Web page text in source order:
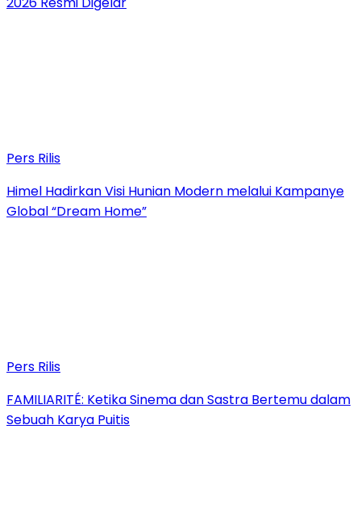
Pers Rilis
Himel Hadirkan Visi Hunian Modern melalui Kampanye
Global “Dream Home”
Pers Rilis
FAMILIARITÉ: Ketika Sinema dan Sastra Bertemu dalam
Sebuah Karya Puitis